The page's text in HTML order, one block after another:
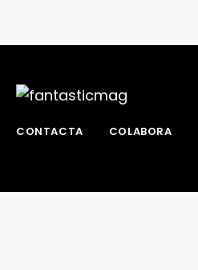
CONTACTA COLABORA